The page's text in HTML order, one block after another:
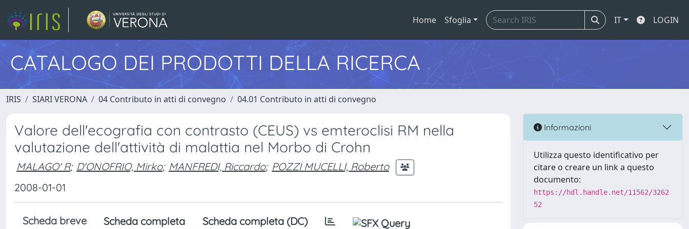
Home Sfoglia IT LOGIN
CATALOGO DEI PRODOTTI DELLA RICERCA
IRIS SIARI VERONA 04 Contributo in atti di convegno 04.01 Contributo in atti di convegno
Valore dell'ecografia con contrasto (CEUS) vs emteroclisi RM nella
valutazione dell'attività di malattia nel Morbo di Crohn
MALAGO' R; D'ONOFRIO, Mirko; MANFREDI, Riccardo; POZZI MUCELLI, Roberto
2008-01-01
Scheda breve Scheda completa Scheda completa (DC)
Informazioni
Utilizza questo identificativo per
citare o creare un link a questo
documento:
https://hdl.handle.net/11562/3262
52